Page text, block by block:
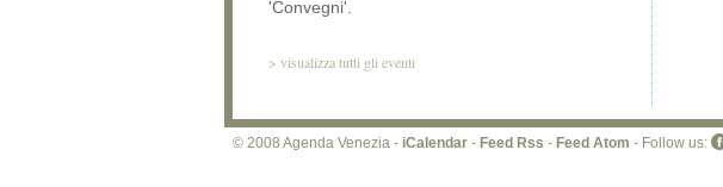
'Convegni'.
> visualizza tutti gli eventi
© 2008 Agenda Venezia - iCalendar - Feed Rss - Feed Atom - Follow us: